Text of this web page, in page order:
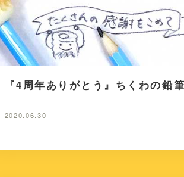
『4周年ありがとう』ちくわの鉛
2020.06.30